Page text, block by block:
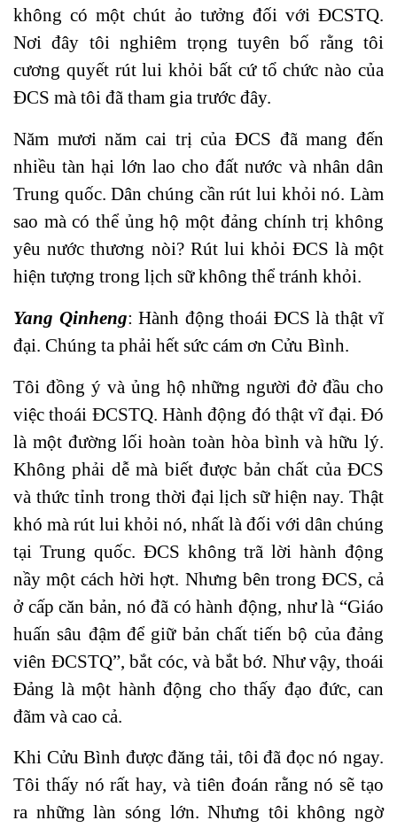
không có một chút ảo tưởng đối với ĐCSTQ.
Nơi đây tôi nghiêm trọng tuyên bố rằng tôi
cương quyết rút lui khỏi bất cứ tổ chức nào của
ĐCS mà tôi đã tham gia trước đây.
Năm mươi năm cai trị của ĐCS đã mang đến
nhiều tàn hại lớn lao cho đất nước và nhân dân
Trung quốc. Dân chúng cần rút lui khỏi nó. Làm
sao mà có thể ủng hộ một đảng chính trị không
yêu nước thương nòi? Rút lui khỏi ĐCS là một
hiện tượng trong lịch sữ không thể tránh khỏi.
Yang Qinheng: Hành động thoái ĐCS là thật vĩ
đại. Chúng ta phải hết sức cám ơn Cửu Bình.
Tôi đồng ý và ủng hộ những người đở đầu cho
việc thoái ĐCSTQ. Hành động đó thật vĩ đại. Đó
là một đường lối hoàn toàn hòa bình và hữu lý.
Không phải dễ mà biết được bản chất của ĐCS
và thức tỉnh trong thời đại lịch sữ hiện nay. Thật
khó mà rút lui khỏi nó, nhất là đối với dân chúng
tại Trung quốc. ĐCS không trã lời hành động
nầy một cách hời hợt. Nhưng bên trong ĐCS, cả
ở cấp căn bản, nó đã có hành động, như là “Giáo
huấn sâu đậm để giữ bản chất tiến bộ của đảng
viên ĐCSTQ”, bắt cóc, và bắt bớ. Như vậy, thoái
Đảng là một hành động cho thấy đạo đức, can
đãm và cao cả.
Khi Cửu Bình được đăng tải, tôi đã đọc nó ngay.
Tôi thấy nó rất hay, và tiên đoán rằng nó sẽ tạo
ra những làn sóng lớn. Nhưng tôi không ngờ